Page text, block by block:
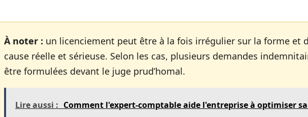
À noter : un licenciement peut être à la fois irrégulier sur la forme et
cause réelle et sérieuse. Selon les cas, plusieurs demandes
être formulées devant le juge prud’homal.
Lire aussi : Comment l'expert-comptable aide l'entreprise à optimiser